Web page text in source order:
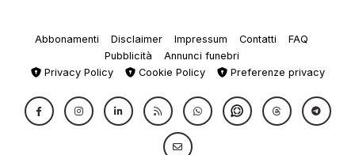
Abbonamenti Disclaimer Impressum Contatti
FAQ
Pubblicità
Annunci funebri
Privacy Policy
Cookie Policy Preferenze privacy